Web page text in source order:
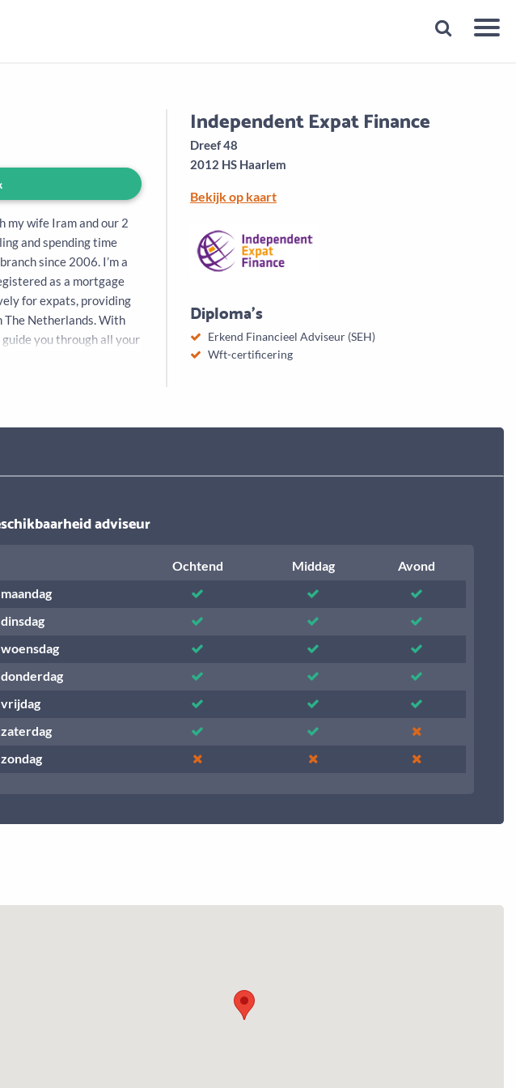
Plan een gratis 1e gesprek binnen 1 minuut
my wife Iram and our 2
and spending time
since 2006. I’m a
as a mortgage
for expats, providing
The Netherlands. With
guide you through all your
Independent Expat Finance
Dreef 48
2012 HS Haarlem
Bekijk op kaart
Diploma's
Erkend Financieel Adviseur (SEH)
Wft-certificering
adviseur
Ochtend Middag
Avond
maandag
dinsdag
woensdag
donderdag
vrijdag
zaterdag
zondag